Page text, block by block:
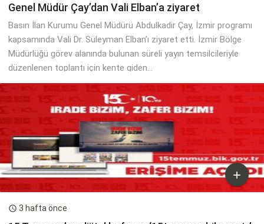
Genel Müdür Çay’dan Vali Elban’a ziyaret
Basın İlan Kurumu Genel Müdürü Abdulkadir Çay, İzmir programı
kapsamında Vali Dr. Süleyman Elban’ı ziyaret etti. İzmir Bölge
Müdürlüğü görev alanında bulunan süreli yayın temsilcileriyle
düzenlenen toplantı için kente giden...

 3 hafta önce